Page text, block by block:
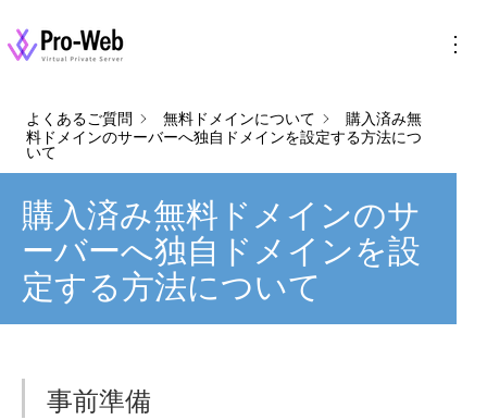
セキュリティ、強固な基盤、高速、簡単操作の
よくあるご質問
無料ドメインについて
購入済み無
料ドメインのサーバーへ独自ドメインを設定する方法につ
いて
購入済み無料ドメインのサ
ーバーへ独自ドメインを設
定する方法について
事前準備